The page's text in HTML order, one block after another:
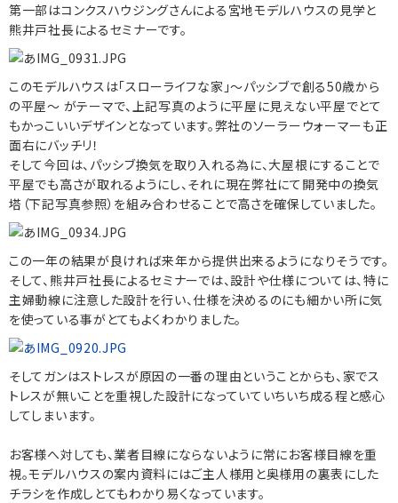
第一部はコンクスハウジングさんによる宮地モデルハウスの見学と
熊井戸社長によるセミナーです。
このモデルハウスは「スローライフな家」～パッシブで創る50歳から
の平屋～ がテーマで、上記写真のように平屋に見えない平屋でとて
もかっこいいデザインとなっています。弊社のソーラーウォーマーも正
面右にバッチリ！
そして今回は、パッシブ換気を取り入れる為に、大屋根にすることで
平屋でも高さが取れるようにし、それに現在弊社にて開発中の換気
塔（下記写真参照）を組み合わせることで高さを確保していました。
この一年の結果が良ければ来年から提供出来るようになりそうです。
そして、熊井戸社長によるセミナーでは、設計や仕様については、特に
主婦動線に注意した設計を行い、仕様を決めるのにも細かい所に気
を使っている事がとてもよくわかりました。
そしてガンはストレスが原因の一番の理由ということからも、家でス
トレスが無いことを重視した設計になっていていちいち成る程と感心
してしまいます。
お客様へ対しても、業者目線にならないように常にお客様目線を重
視。モデルハウスの案内資料にはご主人様用と奥様用の裏表にした
チラシを作成しとてもわかり易くなっています。